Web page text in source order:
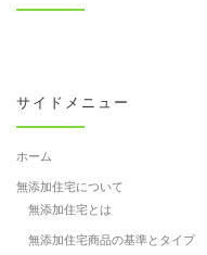
サイドメニュー
ホーム
無添加住宅について
無添加住宅とは
無添加住宅商品の基準とタイプ